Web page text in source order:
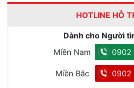
HOTLINE HỖ
Dành cho Người
Miền Nam
0902
Miền Bắc 0902